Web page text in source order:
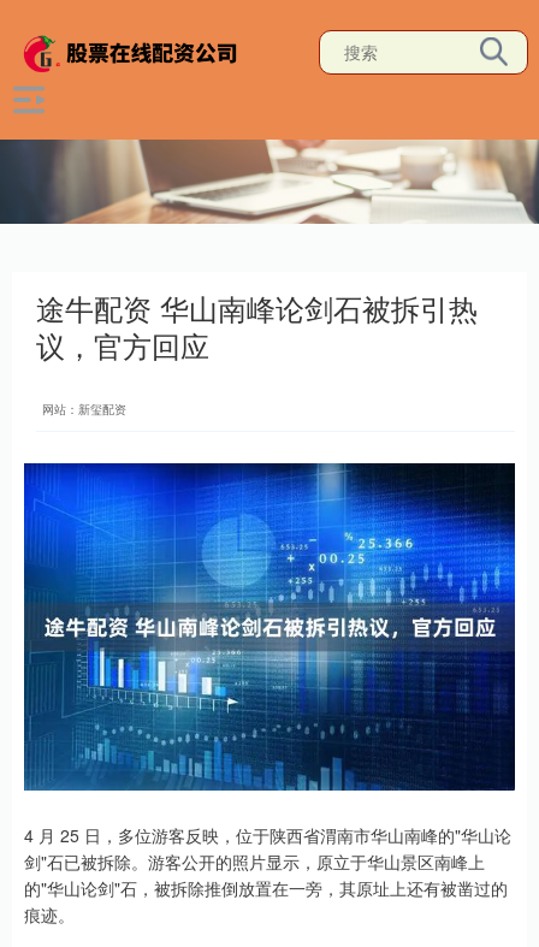
途牛配资 华山南峰论剑石被拆引热
议，官方回应
网站：新玺配资
4 月 25 日，多位游客反映，位于陕西省渭南市华山南峰的"华山论
剑"石已被拆除。游客公开的照片显示，原立于华山景区南峰上
的"华山论剑"石，被拆除推倒放置在一旁，其原址上还有被凿过的
痕迹。